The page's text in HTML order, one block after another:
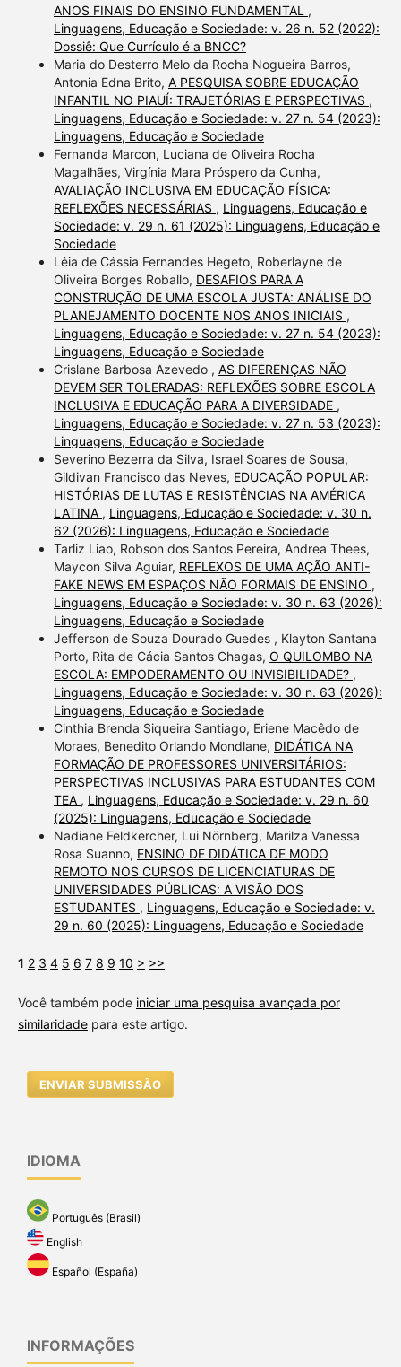
ANOS FINAIS DO ENSINO FUNDAMENTAL ,
Linguagens, Educação e Sociedade: v. 26 n. 52 (2022):
Dossiê: Que Currículo é a BNCC?
Maria do Desterro Melo da Rocha Nogueira Barros,
Antonia Edna Brito, A PESQUISA SOBRE EDUCAÇÃO
INFANTIL NO PIAUÍ: TRAJETÓRIAS E PERSPECTIVAS ,
Linguagens, Educação e Sociedade: v. 27 n. 54 (2023):
Linguagens, Educação e Sociedade
Fernanda Marcon, Luciana de Oliveira Rocha
Magalhães, Virgínia Mara Próspero da Cunha,
AVALIAÇÃO INCLUSIVA EM EDUCAÇÃO FÍSICA:
REFLEXÕES NECESSÁRIAS , Linguagens, Educação e
Sociedade: v. 29 n. 61 (2025): Linguagens, Educação e
Sociedade
Léia de Cássia Fernandes Hegeto, Roberlayne de
Oliveira Borges Roballo, DESAFIOS PARA A
CONSTRUÇÃO DE UMA ESCOLA JUSTA: ANÁLISE DO
PLANEJAMENTO DOCENTE NOS ANOS INICIAIS ,
Linguagens, Educação e Sociedade: v. 27 n. 54 (2023):
Linguagens, Educação e Sociedade
Crislane Barbosa Azevedo , AS DIFERENÇAS NÃO
DEVEM SER TOLERADAS: REFLEXÕES SOBRE ESCOLA
INCLUSIVA E EDUCAÇÃO PARA A DIVERSIDADE ,
Linguagens, Educação e Sociedade: v. 27 n. 53 (2023):
Linguagens, Educação e Sociedade
Severino Bezerra da Silva, Israel Soares de Sousa,
Gildivan Francisco das Neves, EDUCAÇÃO POPULAR:
HISTÓRIAS DE LUTAS E RESISTÊNCIAS NA AMÉRICA
LATINA , Linguagens, Educação e Sociedade: v. 30 n.
62 (2026): Linguagens, Educação e Sociedade
Tarliz Liao, Robson dos Santos Pereira, Andrea Thees,
Maycon Silva Aguiar, REFLEXOS DE UMA AÇÃO ANTI-
FAKE NEWS EM ESPAÇOS NÃO FORMAIS DE ENSINO ,
Linguagens, Educação e Sociedade: v. 30 n. 63 (2026):
Linguagens, Educação e Sociedade
Jefferson de Souza Dourado Guedes , Klayton Santana
Porto, Rita de Cácia Santos Chagas, O QUILOMBO NA
ESCOLA: EMPODERAMENTO OU INVISIBILIDADE? ,
Linguagens, Educação e Sociedade: v. 30 n. 63 (2026):
Linguagens, Educação e Sociedade
Cinthia Brenda Siqueira Santiago, Eriene Macêdo de
Moraes, Benedito Orlando Mondlane, DIDÁTICA NA
FORMAÇÃO DE PROFESSORES UNIVERSITÁRIOS:
PERSPECTIVAS INCLUSIVAS PARA ESTUDANTES COM
TEA , Linguagens, Educação e Sociedade: v. 29 n. 60
(2025): Linguagens, Educação e Sociedade
Nadiane Feldkercher, Lui Nörnberg, Marilza Vanessa
Rosa Suanno, ENSINO DE DIDÁTICA DE MODO
REMOTO NOS CURSOS DE LICENCIATURAS DE
UNIVERSIDADES PÚBLICAS: A VISÃO DOS
ESTUDANTES , Linguagens, Educação e Sociedade: v.
29 n. 60 (2025): Linguagens, Educação e Sociedade
1 2 3 4 5 6 7 8 9 10 > >>
Você também pode iniciar uma pesquisa avançada por
similaridadepara este artigo.
ENVIAR SUBMISSÃO
IDIOMA
Português (Brasil)
English
Español (España)
INFORMAÇÕES